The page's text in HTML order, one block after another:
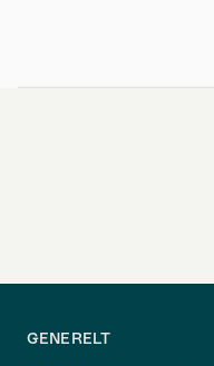
GENERELT